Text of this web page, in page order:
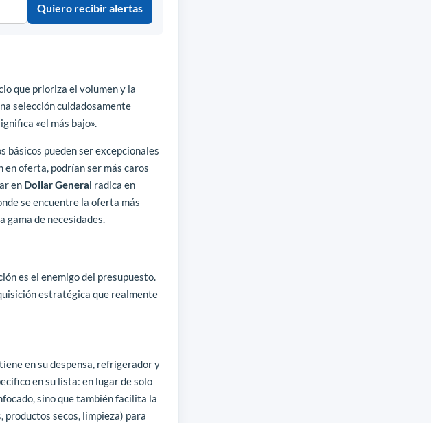
Quiero recibir alertas
que prioriza el volumen y la
selección cuidadosamente
«el más bajo».
básicos pueden ser excepcionales
en oferta, podrían ser más caros
en Dollar General radica en
se encuentre la oferta más
gama de necesidades.
es el enemigo del presupuesto.
estratégica que realmente
en su despensa, refrigerador y
en su lista: en lugar de solo
sino que también facilita la
secos, limpieza) para